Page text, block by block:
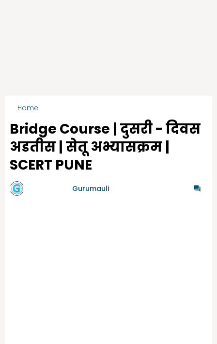
Home
Bridge Course | दुसरी - दिवस
अडतीस | सेतू अभ्यासक्रम |
SCERT PUNE
Gurumauli